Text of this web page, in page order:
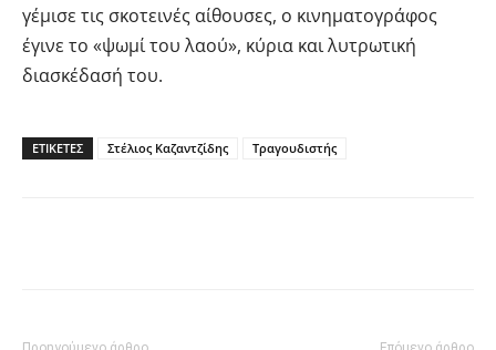
γέμισε τις σκοτεινές αίθουσες, ο κινηματογράφος
έγινε το «ψωμί του λαού», κύρια και λυτρωτική
διασκέδασή του.
ΕΤΙΚΕΤΕΣ Στέλιος Καζαντζίδης Τραγουδιστής